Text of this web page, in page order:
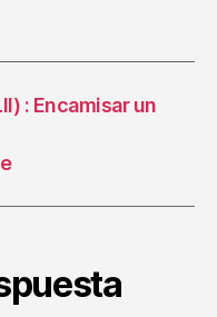
: Encamisar un